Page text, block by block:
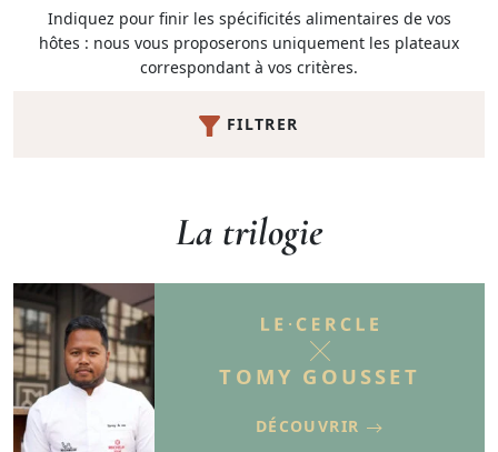
Indiquez pour finir les spécificités alimentaires de vos
hôtes : nous vous proposerons uniquement les plateaux
correspondant à vos critères.
FILTRER
La trilogie
TOMY GOUSSET
DÉCOUVRIR